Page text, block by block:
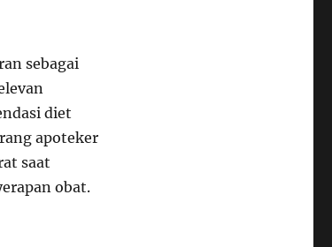
sebagai
diet
apoteker
saat
obat.